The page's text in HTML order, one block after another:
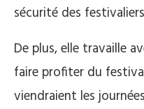
sécurité des
De plus, elle travaille
faire profiter du
viendraient les